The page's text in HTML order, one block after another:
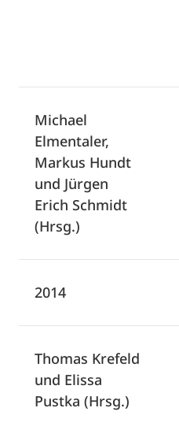
Michael
Elmentaler,
Markus Hundt
und Jürgen
Erich Schmidt
(Hrsg.)
2014
Thomas Krefeld
und Elissa
Pustka (Hrsg.)